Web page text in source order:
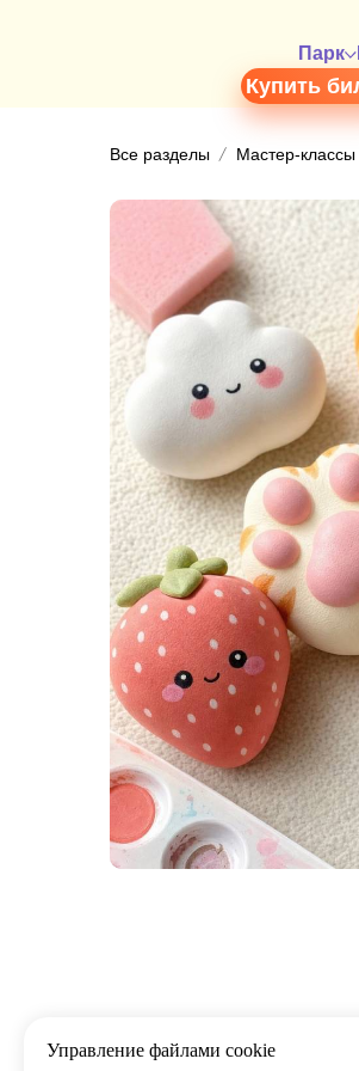
Парк
Купить билет
Все разделы Мастер-классы
Управление файлами cookie